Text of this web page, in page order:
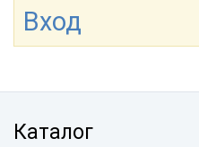
Вход
Каталог